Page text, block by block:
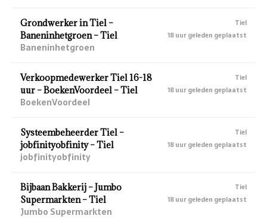
Grondwerker in Tiel –
Baneninhetgroen – Tiel
Baneninhetgroen
Tiel
18 uur geleden geplaatst
Verkoopmedewerker Tiel 16-18
uur – BoekenVoordeel – Tiel
BoekenVoordeel
Tiel
18 uur geleden geplaatst
Systeembeheerder Tiel –
jobfinityobfinity – Tiel
jobfinityobfinity
Tiel
18 uur geleden geplaatst
Bijbaan Bakkerij – Jumbo
Supermarkten – Tiel
Jumbo Supermarkten
Tiel
18 uur geleden geplaatst